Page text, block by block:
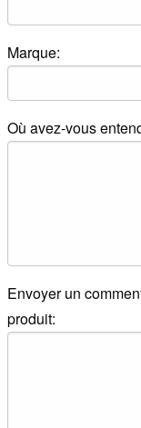
Marque:
Où avez-vous
Envoyer un
produit: